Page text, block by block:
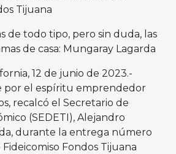
Tijuana
de todo tipo, pero sin duda, las
de casa: Mungaray Lagarda
12 de junio de 2023.-
por el espíritu emprendedor
recalcó el Secretario de
(SEDETI), Alejandro
durante la entrega número
Fondos Tijuana